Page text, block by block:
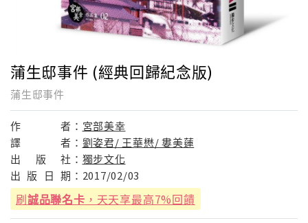
蒲生邸事件 (經典回歸紀念版)
蒲生邸事件
作 者： 宮部美幸
譯
者： 劉姿君/ 王華懋/ 婁美蓮
出
版 社： 獨步文化
出 版 日 期： 2017/02/03
刷誠品聯名卡 ，天天享最高7%回饋